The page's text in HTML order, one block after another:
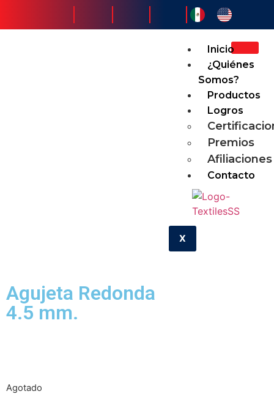
Inicio
¿Quiénes
Somos?
Productos
Logros
Premios
Afiliaciones
Contacto
X
Agujeta Redonda
4.5 mm.
Agotado